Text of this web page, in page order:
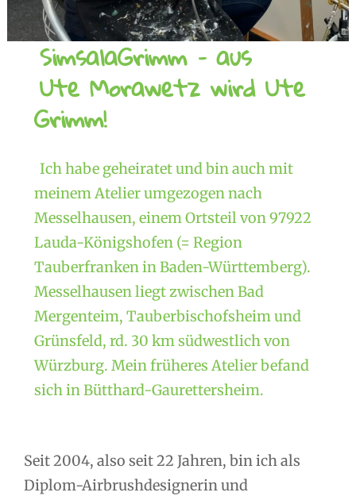
SimsalaGrimm – aus
Ute Morawetz wird Ute
Grimm!
Ich habe geheiratet und bin auch mit
meinem Atelier umgezogen nach
Messelhausen, einem Ortsteil von 97922
Lauda-Königshofen (= Region
Tauberfranken in Baden-Württemberg).
Messelhausen liegt zwischen Bad
Mergenteim, Tauberbischofsheim und
Grünsfeld, rd. 30 km südwestlich von
Würzburg. Mein früheres Atelier befand
sich in Bütthard-Gaurettersheim.
Seit 2004, also seit 22 Jahren, bin ich als
Diplom-Airbrushdesignerin und